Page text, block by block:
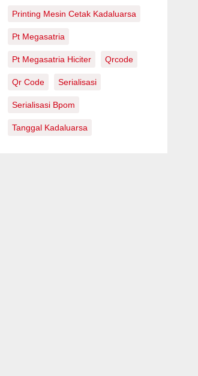
Printing Mesin Cetak Kadaluarsa
Pt Megasatria
Pt Megasatria Hiciter Qrcode
Qr Code Serialisasi
Serialisasi Bpom
Tanggal Kadaluarsa